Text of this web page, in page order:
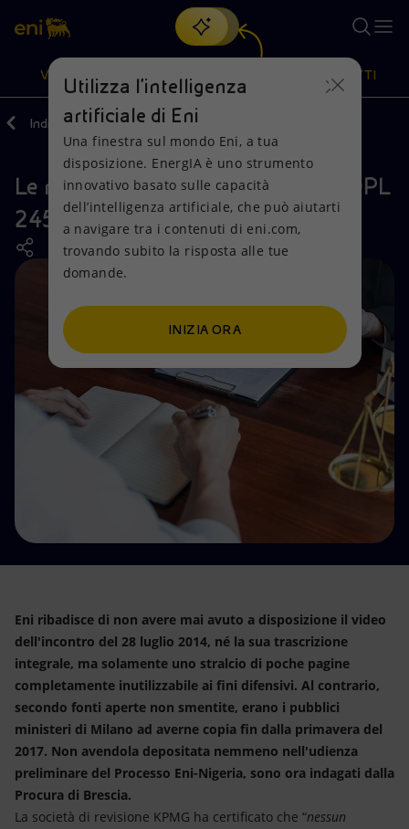
Cerca
scopri EnergIA, la nostra nuova soluzione di intelligenza
artificiale.
VISIONE
Visione
Mission e valori
Persone e Partnership
Net Zero
Modello satellitare
Energia accessibile
Scenari energetici
Azioni
Diversificazione energetica
Tecnologie per la transizione
Collaborazioni per l'innovazione
Attività nel mondo
PRODOTTI
Prodotti
Casa
Imprese
Mobilità
Indietro Media Caso OPL 245
Le nostre risposte a Report: caso OPL
245
Eni ribadisce di non avere mai avuto a disposizione il video
dell'incontro del 28 luglio 2014, né la sua trascrizione
integrale, ma solamente uno stralcio di poche pagine
completamente inutilizzabile ai fini difensivi. Al contrario,
secondo fonti aperte non smentite, erano i pubblici
ministeri di Milano ad averne copia fin dalla primavera del
2017. Non avendola depositata nemmeno nell'udienza
preliminare del Processo Eni-Nigeria, sono ora indagati dalla
Procura di Brescia.
La società di revisione KPMG ha certificato che “nessun
Utilizza l'intelligenza
artificiale di Eni
Una finestra sul mondo Eni, a tua
disposizione. EnergIA è uno strumento
innovativo basato sulle capacità
dell’intelligenza artificiale, che può aiutarti
a navigare tra i contenuti di eni.com,
trovando subito la risposta alle tue
domande.
INIZIA ORA